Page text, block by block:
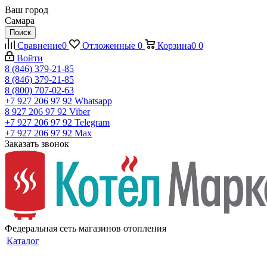
Ваш город
Самара
Поиск
Сравнение0 Отложенные 0 Корзина0 0
Войти
8 (846) 379-21-85
8 (846) 379-21-85
8 (800) 707-02-63
+7 927 206 97 92 Whatsapp
8 927 206 97 92 Viber
+7 927 206 97 92 Telegram
+7 927 206 97 92 Max
Заказать звонок
Федеральная сеть магазинов отопления
Каталог